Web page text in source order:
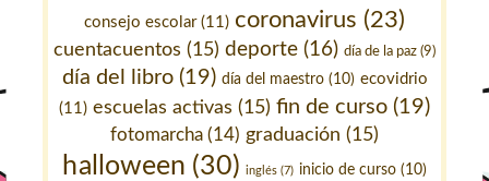
consejo escolar(11) coronavirus (23)
cuentacuentos (15) deporte (16) día de la paz (9)
día del libro(19) día del maestro(10) ecovidrio
(11) escuelas activas (15) fin de curso (19)
fotomarcha (14) graduación (15)
halloween (30) inglés(7) inicio de curso(10)